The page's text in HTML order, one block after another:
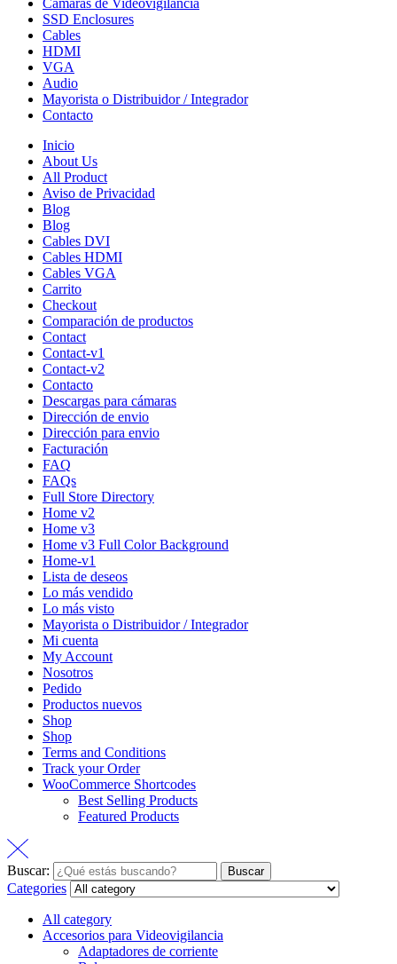
SSD Enclosures
Cables
HDMI
VGA
Audio
Mayorista o Distribuidor / Integrador
Contacto
Inicio
About Us
All Product
Aviso de Privacidad
Blog
Blog
Cables DVI
Cables HDMI
Cables VGA
Carrito
Checkout
Comparación de productos
Contact
Contact-v1
Contact-v2
Contacto
Descargas para cámaras
Dirección de envio
Dirección para envio
Facturación
FAQ
FAQs
Full Store Directory
Home v2
Home v3
Home v3 Full Color Background
Home-v1
Lista de deseos
Lo más vendido
Lo más visto
Mayorista o Distribuidor / Integrador
Mi cuenta
My Account
Nosotros
Pedido
Productos nuevos
Shop
Shop
Terms and Conditions
Track your Order
WooCommerce Shortcodes
Best Selling Products
Featured Products
Buscar: Buscar
Categories
All category
Accesorios para Videovigilancia
Adaptadores de corriente